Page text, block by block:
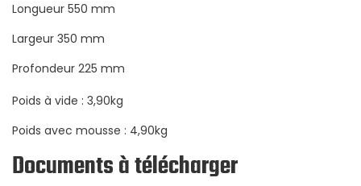
Longueur 550 mm
Largeur 350 mm
Profondeur 225 mm
Poids à vide : 3,90kg
Poids avec mousse : 4,90kg
Documents à télécharger